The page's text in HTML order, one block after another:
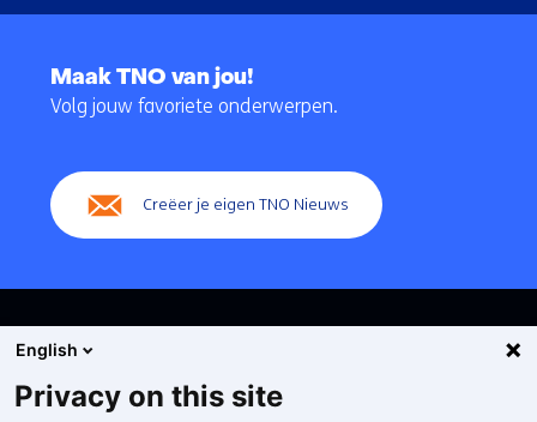
navigatie
Maak TNO van jou!
Volg jouw favoriete onderwerpen.
Creëer je eigen TNO Nieuws
English
Privacy on this site